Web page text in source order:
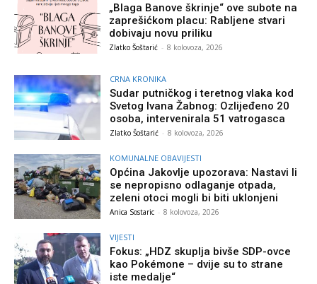
„Blaga Banove škrinje“ ove subote na
zaprešićkom placu: Rabljene stvari
dobivaju novu priliku
Zlatko Šoštarić - 8 kolovoza, 2026
CRNA KRONIKA
Sudar putničkog i teretnog vlaka kod
Svetog Ivana Žabnog: Ozlijeđeno 20
osoba, intervenirala 51 vatrogasca
Zlatko Šoštarić - 8 kolovoza, 2026
KOMUNALNE OBAVIJESTI
Općina Jakovlje upozorava: Nastavi li
se nepropisno odlaganje otpada,
zeleni otoci mogli bi biti uklonjeni
Anica Sostaric - 8 kolovoza, 2026
VIJESTI
Fokus: „HDZ skuplja bivše SDP-ovce
kao Pokémone – dvije su to strane
iste medalje“